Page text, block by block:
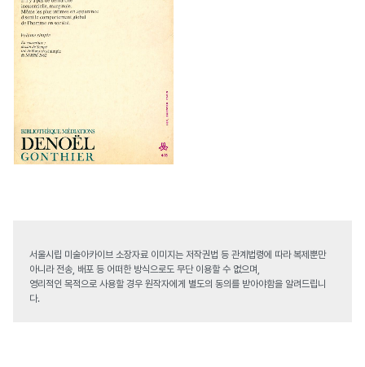
서울시립 미술아카이브 소장자료 이미지는 저작권법 등 관계법령에 따라 복제뿐만
아니라 전송, 배포 등 어떠한 방식으로도 무단 이용할 수 없으며,
영리적인 목적으로 사용할 경우 원작자에게 별도의 동의를 받아야함을 알려드립니
다.